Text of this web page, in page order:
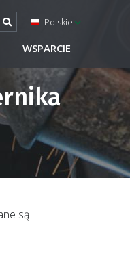
Polskie
WSPARCIE
są